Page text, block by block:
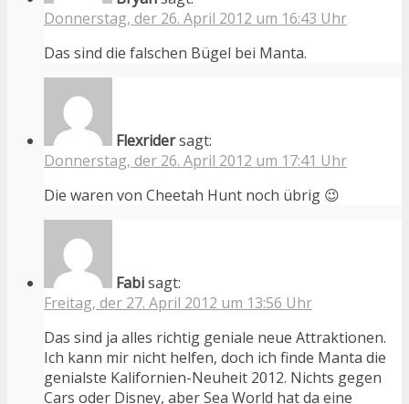
Donnerstag, der 26. April 2012 um 16:43 Uhr
Das sind die falschen Bügel bei Manta.
Flexridersagt:
Donnerstag, der 26. April 2012 um 17:41 Uhr
Die waren von Cheetah Hunt noch übrig 😉
Fabisagt:
Freitag, der 27. April 2012 um 13:56 Uhr
Das sind ja alles richtig geniale neue Attraktionen.
Ich kann mir nicht helfen, doch ich finde Manta die
genialste Kalifornien-Neuheit 2012. Nichts gegen
Cars oder Disney, aber Sea World hat da eine